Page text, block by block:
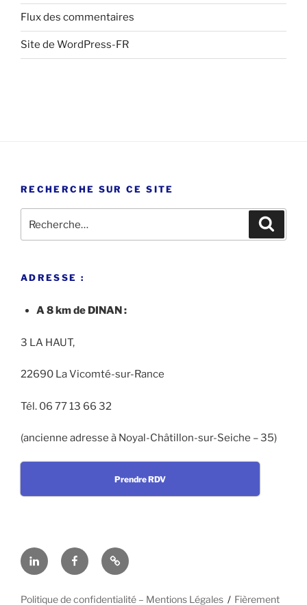
Flux des commentaires
Site de WordPress-FR
RECHERCHE SUR CE SITE
pour
ADRESSE :
A 8 km de DINAN :
3 LA HAUT,
22690 La Vicomté-sur-Rance
Tél. 06 77 13 66 32
(ancienne adresse à Noyal-Châtillon-sur-Seiche – 35)
Prendre RDV
Linkedin Facebook
En
cas
Politique de confidentialité – Mentions Légales Fièrement